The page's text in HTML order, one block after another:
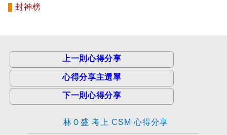
封神榜
上一則心得分享
心得分享主選單
下一則心得分享
林Ｏ盛 考上 CSM 心得分享